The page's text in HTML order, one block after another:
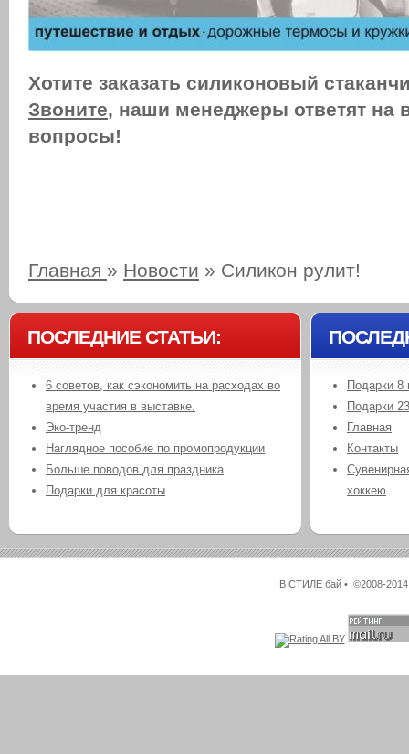
Хотите заказать силиконовый
Звоните, наши менеджеры ответят на
вопросы!
Главная » Новости » Силикон рулит!
ПОСЛЕДНИЕ СТАТЬИ:
6 советов, как сэкономить на расходах во
время участия в выставке.
Эко-тренд
Наглядное пособие по промопродукции
Больше поводов для праздника
Подарки для красоты
Подарки 8
Подарки
Главная
Контакты
хоккею
В СТИЛЕ бай • ©2008-